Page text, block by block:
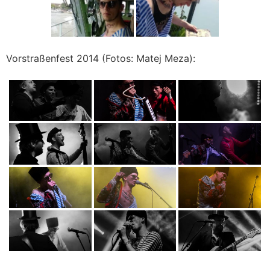
Vorstraßenfest 2014 (Fotos: Matej Meza):